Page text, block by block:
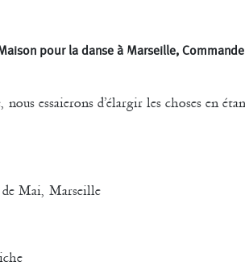
pour la danse à Marseille,
essaierons d’élargir les choses en
de Mai, Marseille